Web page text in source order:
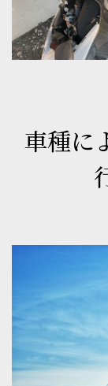
車種に